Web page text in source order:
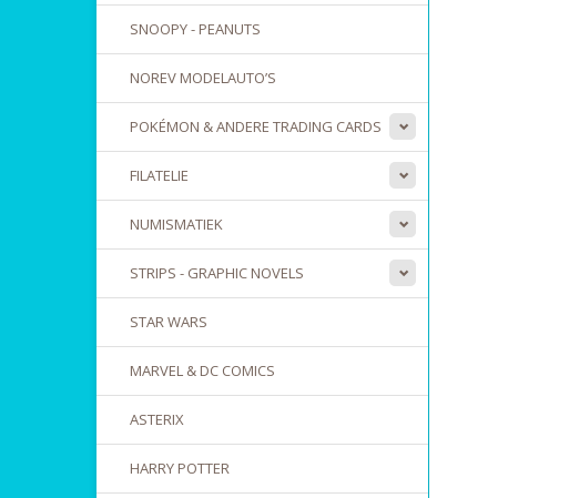
SNOOPY - PEANUTS
NOREV MODELAUTO’S
POKÉMON & ANDERE TRADING CARDS
FILATELIE
NUMISMATIEK
STRIPS - GRAPHIC NOVELS
STAR WARS
MARVEL & DC COMICS
ASTERIX
HARRY POTTER